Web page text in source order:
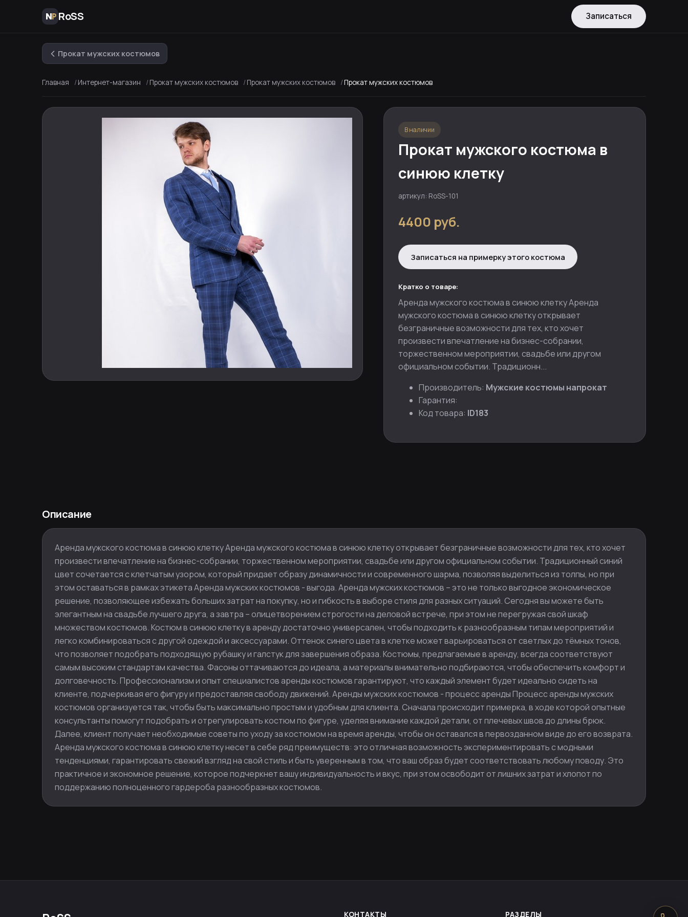
RoSS Записаться
Прокат мужских костюмов
Главная Интернет-магазин Прокат мужских костюмов Прокат мужских костюмов Прокат мужских костюмов
В наличии
Прокат мужского костюма в
синюю клетку
артикул: RoSS-101
4400 руб.
Записаться на примерку этого костюма
Кратко о товаре:
Аренда мужского костюма в синюю клетку Аренда
мужского костюма в синюю клетку открывает
безграничные возможности для тех, кто хочет
произвести впечатление на бизнес-собрании,
торжественном мероприятии, свадьбе или другом
официальном событии. Традиционн...
Производитель: Мужские костюмы напрокат
Гарантия:
Код товара: ID183
Описание
Аренда мужского костюма в синюю клетку Аренда мужского костюма в синюю клетку открывает безграничные возможности для тех, кто хочет
произвести впечатление на бизнес-собрании, торжественном мероприятии, свадьбе или другом официальном событии. Традиционный синий
цвет сочетается с клетчатым узором, который придает образу динамичности и современного шарма, позволяя выделиться из толпы, но при
этом оставаться в рамках этикета Аренда мужских костюмов - выгода. Аренда мужских костюмов – это не только выгодное экономическое
решение, позволяющее избежать больших затрат на покупку, но и гибкость в выборе стиля для разных ситуаций. Сегодня вы можете быть
элегантным на свадьбе лучшего друга, а завтра – олицетворением строгости на деловой встрече, при этом не перегружая свой шкаф
множеством костюмов. Костюм в синюю клетку в аренду достаточно универсален, чтобы подходить к разнообразным типам мероприятий и
легко комбинироваться с другой одеждой и аксессуарами. Оттенок синего цвета в клетке может варьироваться от светлых до тёмных тонов,
что позволяет подобрать подходящую рубашку и галстук для завершения образа. Костюмы, предлагаемые в аренду, всегда соответствуют
самым высоким стандартам качества. Фасоны оттачиваются до идеала, а материалы внимательно подбираются, чтобы обеспечить комфорт и
долговечность. Профессионализм и опыт специалистов аренды костюмов гарантируют, что каждый элемент будет идеально сидеть на
клиенте, подчеркивая его фигуру и предоставляя свободу движений. Аренды мужских костюмов - процесс аренды Процесс аренды мужских
костюмов организуется так, чтобы быть максимально простым и удобным для клиента. Сначала происходит примерка, в ходе которой опытные
консультанты помогут подобрать и отрегулировать костюм по фигуре, уделяя внимание каждой детали, от плечевых швов до длины брюк.
Далее, клиент получает необходимые советы по уходу за костюмом на время аренды, чтобы он оставался в первозданном виде до его возврата.
Аренда мужского костюма в синюю клетку несет в себе ряд преимуществ: это отличная возможность экспериментировать с модными
тенденциями, гарантировать свежий взгляд на свой стиль и быть уверенным в том, что ваш образ будет соответствовать любому поводу. Это
практичное и экономное решение, которое подчеркнет вашу индивидуальность и вкус, при этом освободит от лишних затрат и хлопот по
поддержанию полноценного гардероба разнообразных костюмов.
КОНТАКТЫ РАЗДЕЛЫ